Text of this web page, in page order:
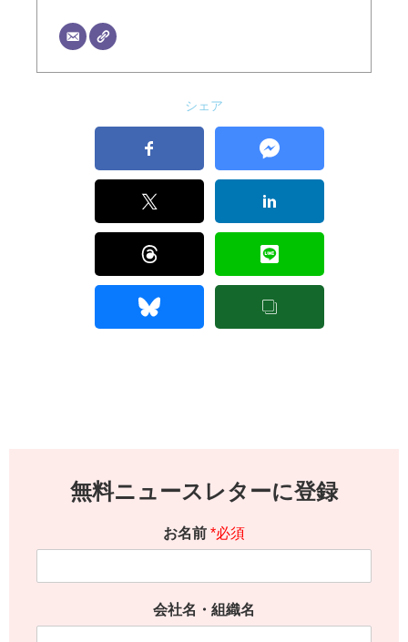
シェア
無料ニュースレターに登録
お名前 *必須
会社名・組織名